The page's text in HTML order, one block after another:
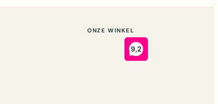
ONZE WINKEL